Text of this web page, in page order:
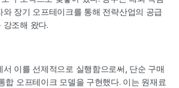
와 장기 오프테이크를 통해 전략산업의 공급
강조해 왔다.
서 이를 선제적으로 실행함으로써, 단순 구매
합 오프테이크 모델을 구현했다. 이는 원재료